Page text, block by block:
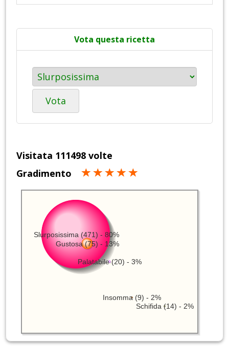
Vota questa ricetta
Vota
Visitata 111498 volte
Gradimento
Slurposissima (471) - 80%
Gustosa (75) - 13%
Palatabile (20) - 3%
Schifida (14) - 2%
Insomma (9) - 2%